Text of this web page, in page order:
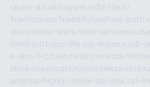
raytor-d.ruatillagunn.ru3d-file.ru
1xbeticricetc1xbetti5.ruuafoot-
store-brawl-stars.rukts-services.ru
sindika-01.rusp-life.rux-legion.rusib-
e-abis-1-c.rusindika01.ruvenda-
store-brawlstars.rudooraleksandria.ru
antenna-highly.ru mine-lab-msk.ru1-